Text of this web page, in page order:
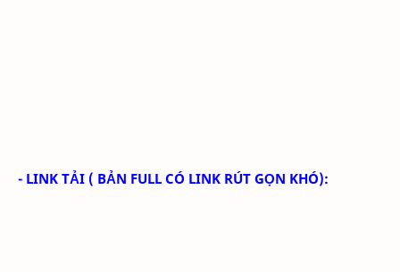
- LINK TẢI ( BẢN FULL CÓ LINK RÚT GỌN KHÓ):